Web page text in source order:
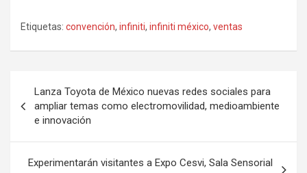
Etiquetas: convención, infiniti, infiniti méxico, ventas
de
entradas
Lanza Toyota de México nuevas redes sociales para
ampliar temas como electromovilidad, medioambiente
e innovación
Experimentarán visitantes a Expo Cesvi, Sala Sensorial